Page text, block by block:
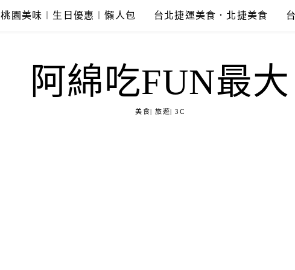
桃園美味︱生日優惠︱懶人包 台北捷運美食．北捷美食
阿綿吃FUN最大
美食| 旅遊| 3C